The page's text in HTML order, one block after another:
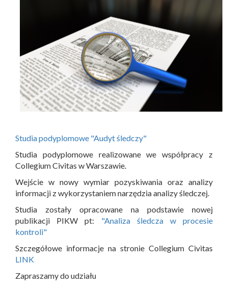
Studia podyplomowe "Audyt śledczy"
Studia podyplomowe realizowane we współpracy z
Collegium Civitas w Warszawie.
Wejście w nowy wymiar pozyskiwania oraz analizy
informacji z wykorzystaniem narzędzia analizy śledczej.
Studia zostały opracowane na podstawie nowej
publikacji PIKW pt: "Analiza śledcza w procesie
kontroli"
Szczegółowe informacje na stronie Collegium Civitas
LINK
Zapraszamy do udziału